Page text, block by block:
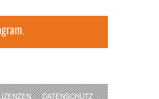
DATENSCHUTZ